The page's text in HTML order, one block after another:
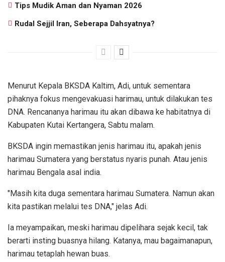
Tips Mudik Aman dan Nyaman 2026
Rudal Sejjil Iran, Seberapa Dahsyatnya?
Menurut Kepala BKSDA Kaltim, Adi, untuk sementara
pihaknya fokus mengevakuasi harimau, untuk dilakukan tes
DNA. Rencananya harimau itu akan dibawa ke habitatnya di
Kabupaten Kutai Kertangera, Sabtu malam.
BKSDA ingin memastikan jenis harimau itu, apakah jenis
harimau Sumatera yang berstatus nyaris punah. Atau jenis
harimau Bengala asal india.
"Masih kita duga sementara harimau Sumatera. Namun akan
kita pastikan melalui tes DNA," jelas Adi.
Ia meyampaikan, meski harimau dipelihara sejak kecil, tak
berarti insting buasnya hilang. Katanya, mau bagaimanapun,
harimau tetaplah hewan buas.